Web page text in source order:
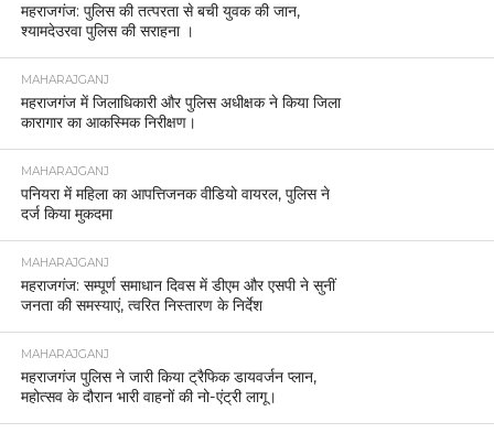
महराजगंज: पुलिस की तत्परता से बची युवक की जान,
श्यामदेउरवा पुलिस की सराहना ।
MAHARAJGANJ
महराजगंज में जिलाधिकारी और पुलिस अधीक्षक ने किया जिला
कारागार का आकस्मिक निरीक्षण।
MAHARAJGANJ
पनियरा में महिला का आपत्तिजनक वीडियो वायरल, पुलिस ने
दर्ज किया मुकदमा
MAHARAJGANJ
महराजगंज: सम्पूर्ण समाधान दिवस में डीएम और एसपी ने सुनीं
जनता की समस्याएं, त्वरित निस्तारण के निर्देश
MAHARAJGANJ
महराजगंज पुलिस ने जारी किया ट्रैफिक डायवर्जन प्लान,
महोत्सव के दौरान भारी वाहनों की नो-एंट्री लागू।